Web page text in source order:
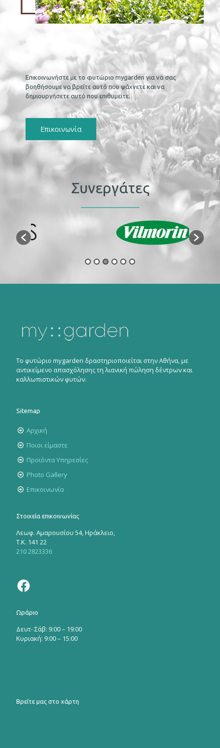
Επικοινωνήστε με το φυτώριο mygarden για να σας
βοηθήσουμε να βρείτε αυτό που ψάχνετε και να
δημιουργήσετε αυτό που επιθυμείτε.
Επικοινωνία
Συνεργάτες
Το φυτώριο mygarden δραστηριοποιείται στην Αθήνα, με
αντικείμενο απασχόλησης τη λιανική πώληση δέντρων και
καλλωπιστικών φυτών.
Sitemap
Αρχική
Ποιοι είμαστε
Προϊόντα Υπηρεσίες
Photo Gallery
Επικοινωνία
Στοιχεία επικοινωνίας
Λεωφ. Αμαρουσίου 54, Ηράκλειο,
Τ.Κ. 141 22
210 2823336
Ωράριο
Δευτ- Σάβ: 9:00 – 19:00
Κυριακή: 9:00 – 15:00
Βρείτε μας στο χάρτη